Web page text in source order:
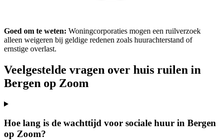
Goed om te weten: Woningcorporaties mogen een ruilverzoek
alleen weigeren bij geldige redenen zoals huurachterstand of
ernstige overlast.
Veelgestelde vragen over huis ruilen in
Bergen op Zoom
Hoe lang is de wachttijd voor sociale huur in Bergen
op Zoom?